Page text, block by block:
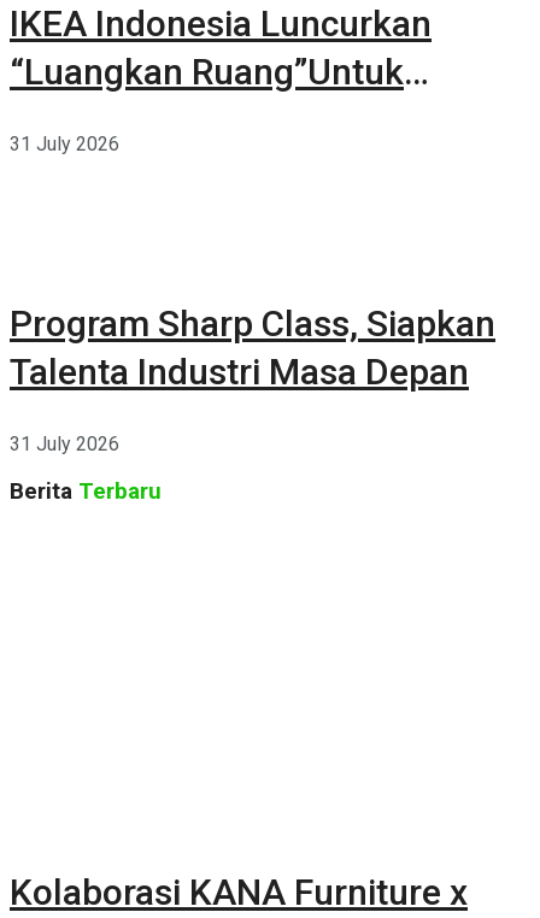
IKEA Indonesia Luncurkan
“Luangkan Ruang”Untuk
31 July 2026
Program Sharp Class, Siapkan
Talenta Industri Masa Depan
31 July 2026
Berita Terbaru
Kolaborasi KANA Furniture x